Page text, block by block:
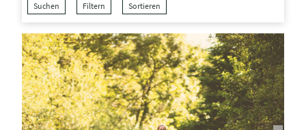
Suchen Filtern Sortieren